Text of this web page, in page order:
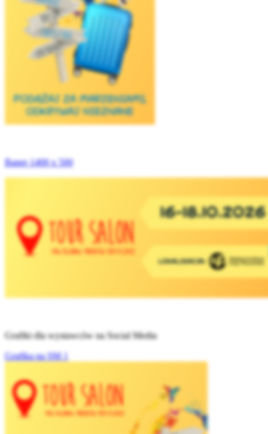
Baner 1400 x 500
Grafiki dla wystawców na Social Media
Grafika na SM 1